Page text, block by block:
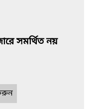
সমর্থিত নয়